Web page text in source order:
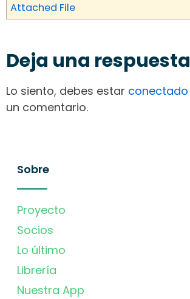
Attached File
Deja una respuesta
Lo siento, debes estar conectado
un comentario.
Sobre
Proyecto
Socios
Lo último
Librería
Nuestra App